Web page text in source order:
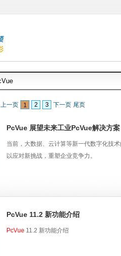
上一页 1 2 3 下一页 尾页
PcVue 展望未来工业PcVue解决方
当前，大数据、云计算等新一代数字化技
以应对新挑战，重塑企业竞争力。
此次讲座主要围绕MQTT展开，专为受限
PcVue 11.2 新功能介绍
PcVue 11.2 新功能介绍